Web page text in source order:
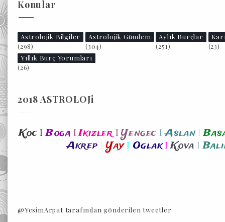
Konular
Astrolojik Bilgiler
(298)
Astrolojik Gündem
(304)
Aylık Burçlar
(251)
(23)
Yıllık Burç Yorumları
(26)
2018 ASTROLOJi
Koc I Boga I Ikizler I Yengec I Aslan I
Akrep
Yay I Oglak I Kova I
@YesimArpat tarafından gönderilen tweetler